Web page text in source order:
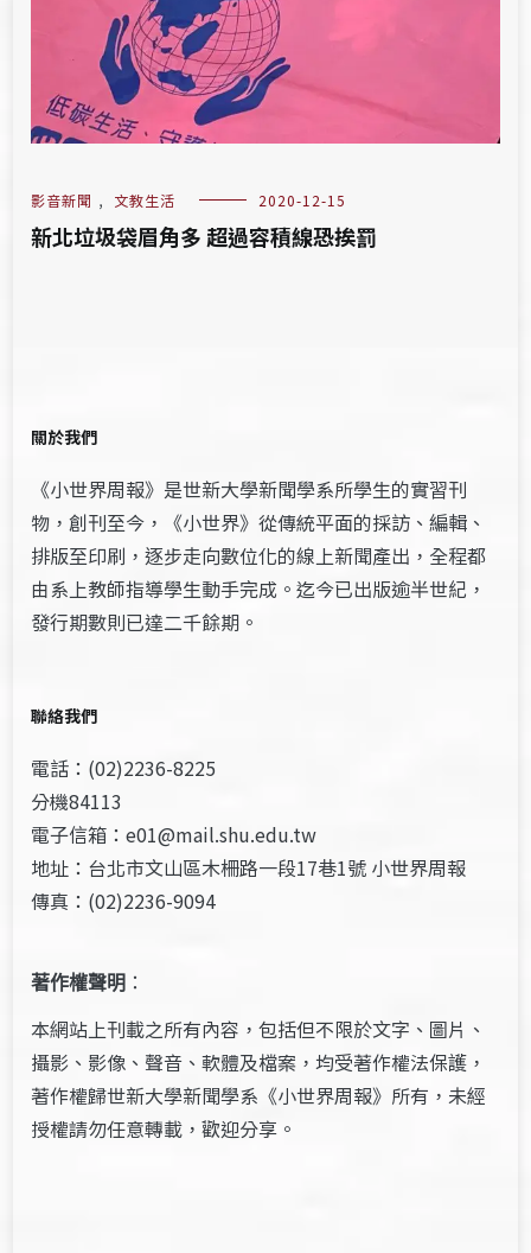
影音新聞 , 文教生活 2020-12-15
新北垃圾袋眉角多 超過容積線恐挨罰
關於我們
《小世界周報》是世新大學新聞學系所學生的實習刊
物，創刊至今，《小世界》從傳統平面的採訪、編輯、
排版至印刷，逐步走向數位化的線上新聞產出，全程都
由系上教師指導學生動手完成。迄今已出版逾半世紀，
發行期數則已達二千餘期。
聯絡我們
電話：(02)2236-8225
分機84113
電子信箱：e01@mail.shu.edu.tw
地址：台北市文山區木柵路一段17巷1號 小世界周報
傳真：(02)2236-9094
著作權聲明 ：
本網站上刊載之所有內容，包括但不限於文字、圖片、
攝影、影像、聲音、軟體及檔案，均受著作權法保護，
著作權歸世新大學新聞學系《小世界周報》所有，未經
授權請勿任意轉載，歡迎分享。